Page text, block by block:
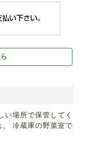
い場所で保管してく
冷蔵庫の野菜室で